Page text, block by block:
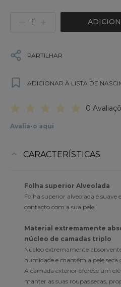
PARTILHAR
ADICIONAR À LISTA DE
0
Avalia-o aqui
CARACTERÍSTICAS
Folha superior Alveolada
Folha superior alveolada é
contacto com a sua pele.
Material extremamente
núcleo de camadas triplo
Núcleo extremamente
humidade e mantém a pele seca
A camada exterior oferece um
manter as suas roupas secas,